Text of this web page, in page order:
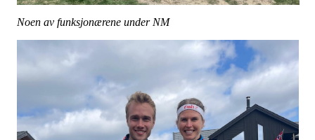
Noen av funksjonærene under NM